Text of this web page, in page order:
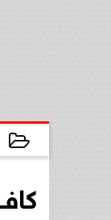
القادمة